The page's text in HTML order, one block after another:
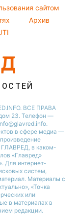
сайтом
Архив
ВСЕ ПРАВА
23. Телефон —
в сфере медиа —
ГЛАВРЕД, в каком-
«Главред»
Для интернет-
систем,
Материалы с
«Точка
или
в материалах в
редакции.